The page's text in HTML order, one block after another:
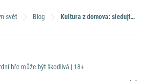
svět Blog Kultura z domova: sledujte legálně české filmy nebo se vypravte do Národního muzea (II. díl)
hře může být škodlivá | 18+